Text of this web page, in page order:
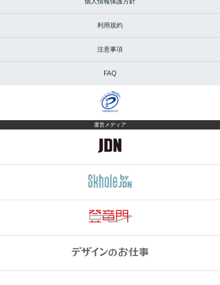
利用規約
注意事項
FAQ
運営メディア